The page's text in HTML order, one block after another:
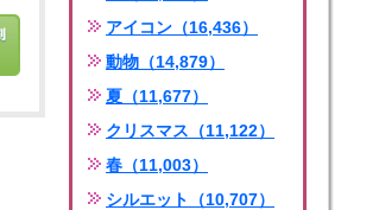
アイコン（16,436）
動物（14,879）
夏（11,677）
クリスマス（11,122）
春（11,003）
シルエット（10,707）